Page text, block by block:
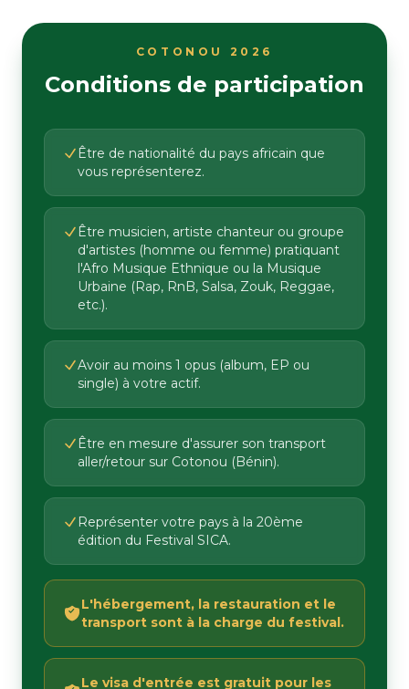
COTONOU 2026
Conditions de participation
Être de nationalité du pays africain que
vous représenterez.
Être musicien, artiste chanteur ou groupe
d'artistes (homme ou femme) pratiquant
l'Afro Musique Ethnique ou la Musique
Urbaine (Rap, RnB, Salsa, Zouk, Reggae,
etc.).
Avoir au moins 1 opus (album, EP ou
single) à votre actif.
Être en mesure d'assurer son transport
aller/retour sur Cotonou (Bénin).
Représenter votre pays à la 20ème
édition du Festival SICA.
L'hébergement, la restauration et le
transport sont à la charge du festival.
Le visa d'entrée est gratuit pour les